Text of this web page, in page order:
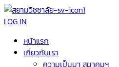
LOG IN
หน้าแรก
เกี่ยวกับเรา
ความเป็นมา สมาคมฯ